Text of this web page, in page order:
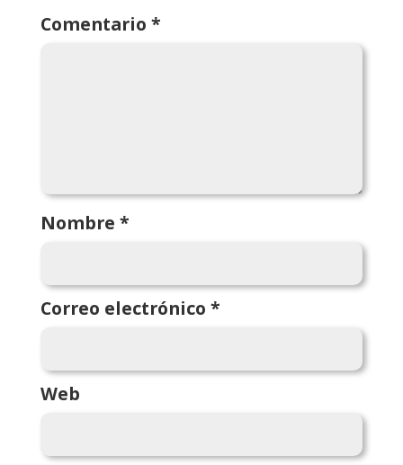
Comentario *
Nombre *
Correo electrónico *
Web